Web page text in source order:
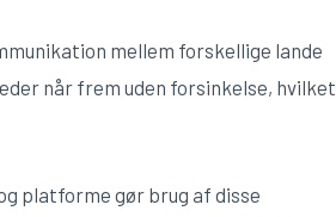
mellem forskellige lande
når frem uden forsinkelse, hvilket
platforme gør brug af disse